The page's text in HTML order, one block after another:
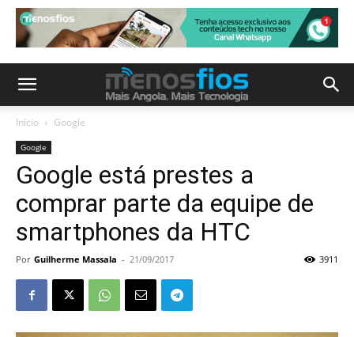
Início Google
Google
Google está prestes a
comprar parte da equipe de
smartphones da HTC
Por Guilherme Massala - 21/09/2017 3911